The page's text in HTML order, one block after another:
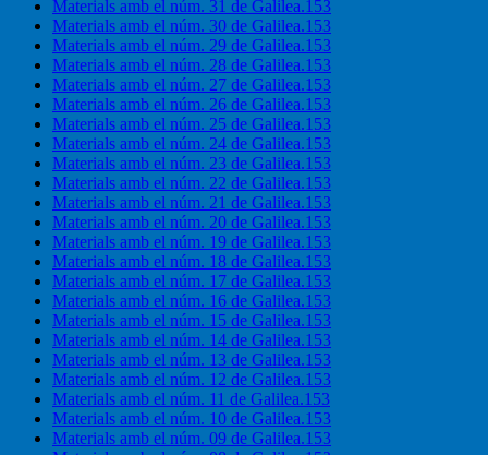
Materials amb el núm. 31 de Galilea.153
Materials amb el núm. 30 de Galilea.153
Materials amb el núm. 29 de Galilea.153
Materials amb el núm. 28 de Galilea.153
Materials amb el núm. 27 de Galilea.153
Materials amb el núm. 26 de Galilea.153
Materials amb el núm. 25 de Galilea.153
Materials amb el núm. 24 de Galilea.153
Materials amb el núm. 23 de Galilea.153
Materials amb el núm. 22 de Galilea.153
Materials amb el núm. 21 de Galilea.153
Materials amb el núm. 20 de Galilea.153
Materials amb el núm. 19 de Galilea.153
Materials amb el núm. 18 de Galilea.153
Materials amb el núm. 17 de Galilea.153
Materials amb el núm. 16 de Galilea.153
Materials amb el núm. 15 de Galilea.153
Materials amb el núm. 14 de Galilea.153
Materials amb el núm. 13 de Galilea.153
Materials amb el núm. 12 de Galilea.153
Materials amb el núm. 11 de Galilea.153
Materials amb el núm. 10 de Galilea.153
Materials amb el núm. 09 de Galilea.153